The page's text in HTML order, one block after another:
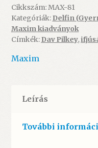
szemmel
(2.)
-
ÚJ
mennyiség
Cikkszám:MAX-81
Kategóriák: Delfin
Maxim kiadványok
Címkék: Dav Pilkey,
Maxim
Leírás
További